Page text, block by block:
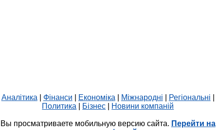
Аналітика Фінанси Економіка Міжнародні Регіональні
Политика
Бізнес Новини компаній
Вы просматриваете мобильную версию сайта. Перейти на